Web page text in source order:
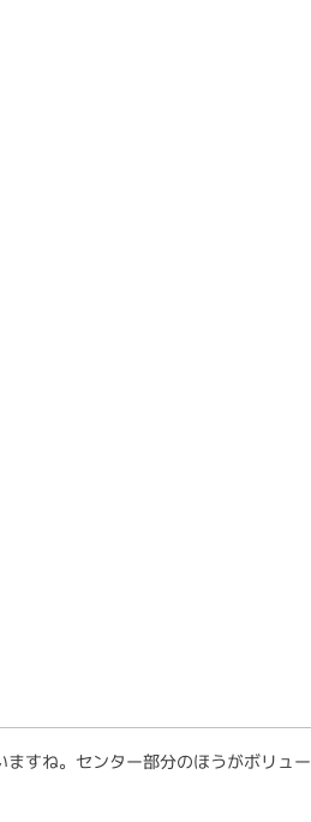
すね。センター部分のほうがボリュー